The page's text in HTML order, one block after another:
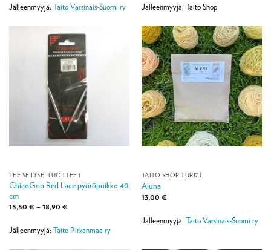
Jälleenmyyjä: Taito Varsinais-Suomi ry Jälleenmyyjä: Taito Shop
TEE SE ITSE -TUOTTEET
ChiaoGoo Red Lace pyöröpuikko 40
cm
15,50 € – 18,90 €Hintaluokka:
18,90 €
Jälleenmyyjä: Taito Pirkanmaa ry
TAITO SHOP TURKU
Aluna
13,00 €
Jälleenmyyjä: Taito Varsinais-Suomi ry